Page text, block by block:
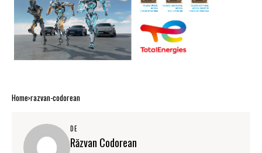
Home razvan-codorean
DE
Răzvan Codorean